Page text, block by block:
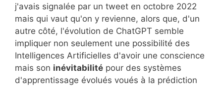
j'avais signalée par un tweet en octobre 2022
mais qui vaut qu'on y revienne, alors que, d'un
autre côté, l'évolution de ChatGPT semble
impliquer non seulement une possibilité des
Intelligences Artificielles d'avoir une conscience
mais son inévitabilité pour des systèmes
d'apprentissage évolués voués à la prédiction